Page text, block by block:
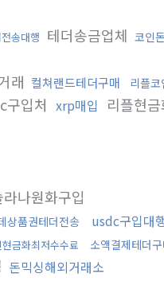
송대행 테더송금업체 코인
래 컬쳐랜드테더구매 리플코
구입처 xrp매입 리플현
라나원화구입
상품권테더전송 usdc구입대
현금화최저수수료 소액결제테더
돈믹싱해외거래소